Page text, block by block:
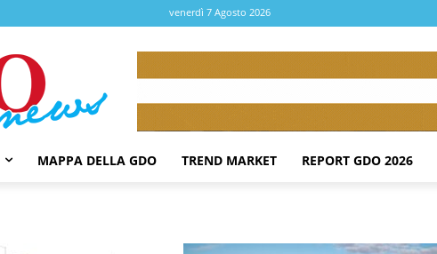
venerdì 7 Agosto 2026
MAPPA DELLA GDO TREND MARKET REPORT GDO 2026